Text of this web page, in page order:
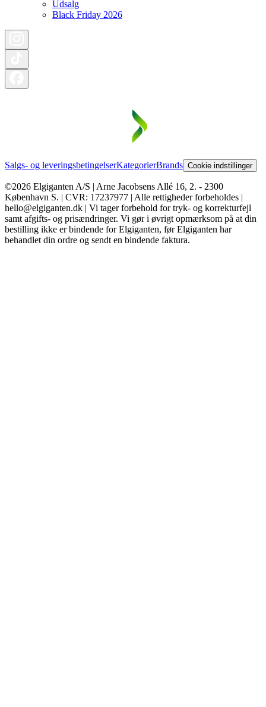
Udsalg
Black Friday 2026
Salgs- og leveringsbetingelserKategorierBrands Cookie indstillinger
©2026 Elgiganten A/S | Arne Jacobsens Allé 16, 2. - 2300
København S. | CVR: 17237977 | Alle rettigheder forbeholdes |
hello@elgiganten.dk | Vi tager forbehold for tryk- og korrekturfejl
samt afgifts- og prisændringer. Vi gør i øvrigt opmærksom på at din
bestilling ikke er bindende for Elgiganten, før Elgiganten har
behandlet din ordre og sendt en bindende faktura.